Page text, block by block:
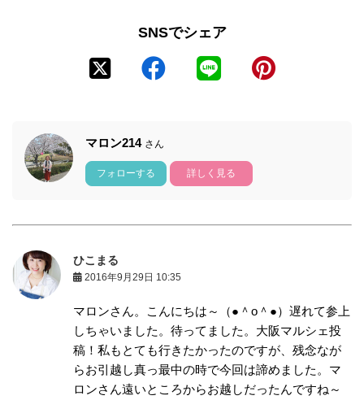
SNSでシェア
マロン214 さん
フォローする 詳しく見る
ひこまる
2016年9月29日 10:35
マロンさん。こんにちは～（●＾o＾●）遅れて参上
しちゃいました。待ってました。大阪マルシェ投
稿！私もとても行きたかったのですが、残念なが
らお引越し真っ最中の時で今回は諦めました。マ
ロンさん遠いところからお越しだったんですね～